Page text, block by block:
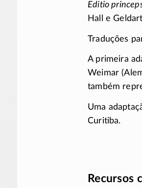
Editio
Hall e
Traduções
A primeira
Weimar
também
Uma
Curitiba.
Recursos